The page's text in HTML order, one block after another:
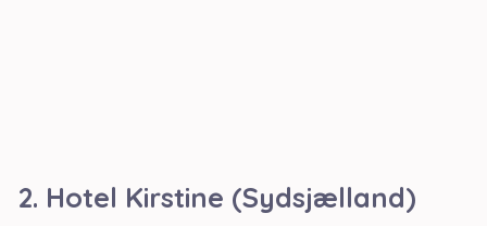
2. Hotel Kirstine (Sydsjælland)